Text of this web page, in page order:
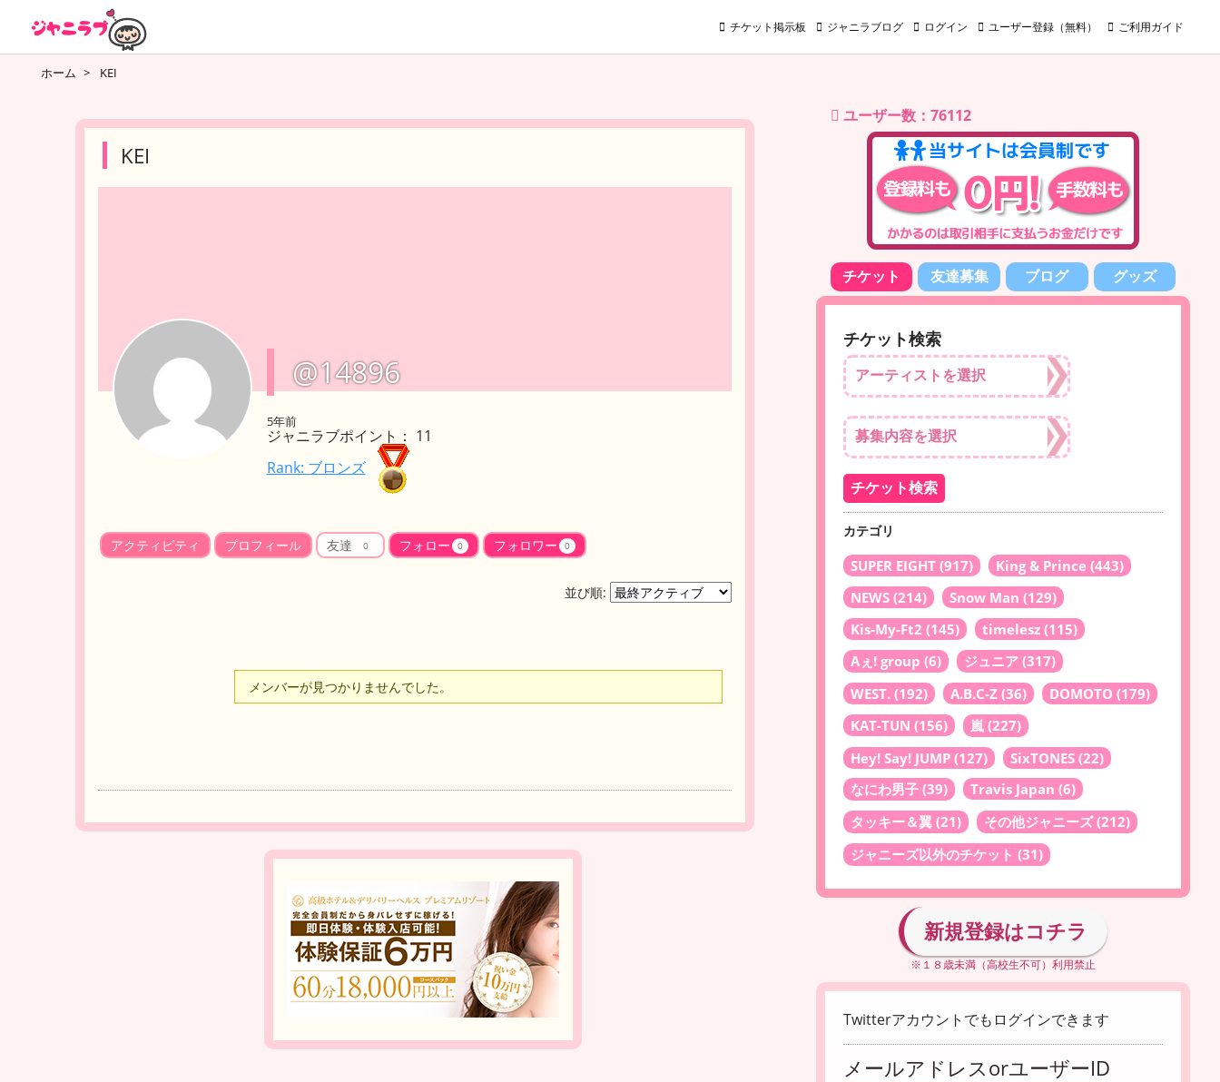
チケット掲示板 ジャニラブログ ログイン ユーザー登録（無料） ご利用ガイド
ホーム > KEI
KEI
@14896
5年前
ジャニラブポイント： 11
Rank: ブロンズ
アクティビティ プロフィール 友達 0 フォロー 0 フォロワー 0
並び順:
メンバーが見つかりませんでした。
ユーザー数：76112
チケット 友達募集 ブログ グッズ
チケット検索
カテゴリ
SUPER EIGHT (917) King & Prince (443)
NEWS (214) Snow Man (129)
Kis-My-Ft2 (145) timelesz (115)
Aぇ! group (6) ジュニア (317)
WEST. (192) A.B.C-Z (36) DOMOTO (179)
KAT-TUN (156) 嵐 (227)
Hey! Say! JUMP (127) SixTONES (22)
なにわ男子 (39) Travis Japan (6)
タッキー＆翼 (21) その他ジャニーズ(212)
ジャニーズ以外のチケット (31)
新規登録はコチラ
※１８歳未満（高校生不可）利用禁止
Twitterアカウントでもログインできます
メールアドレスorユーザーID